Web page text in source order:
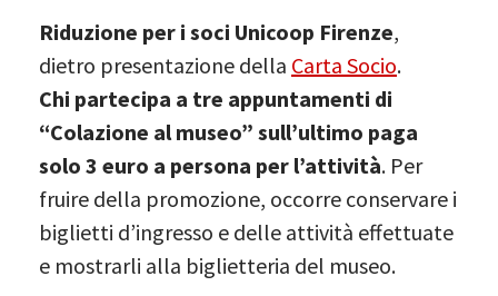
Riduzione per i soci Unicoop Firenze,
dietro presentazione della Carta Socio.
Chi partecipa a tre appuntamenti di
“Colazione al museo” sull’ultimo paga
solo 3 euro a persona per l’attività. Per
fruire della promozione, occorre conservare i
biglietti d’ingresso e delle attività effettuate
e mostrarli alla biglietteria del museo.